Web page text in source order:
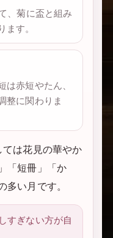
、菊に盃と組み
ます。
は赤短やたん、
整に関わりま
は花見の華やか
「短冊」「か
多い月です。
すぎない方が自